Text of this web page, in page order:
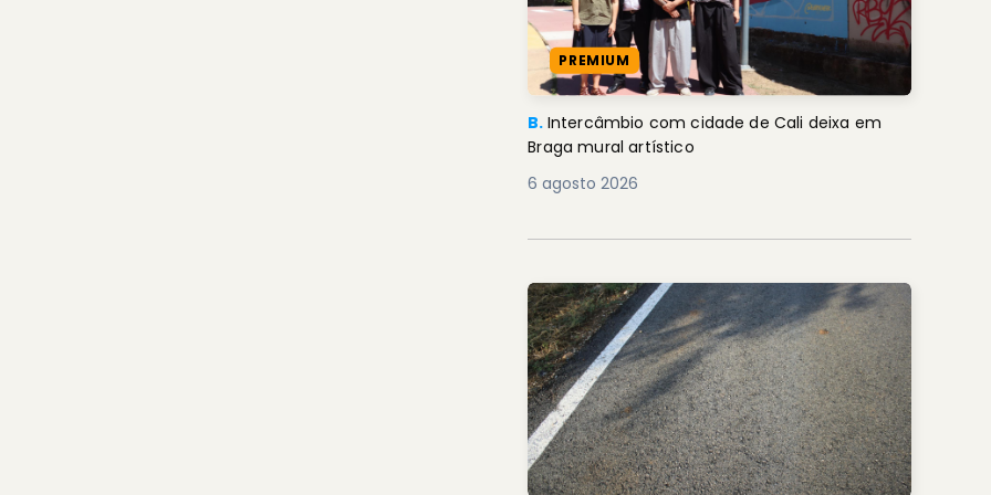
PREMIUM
B. Intercâmbio com cidade de Cali deixa em
Braga mural artístico
6 agosto 2026